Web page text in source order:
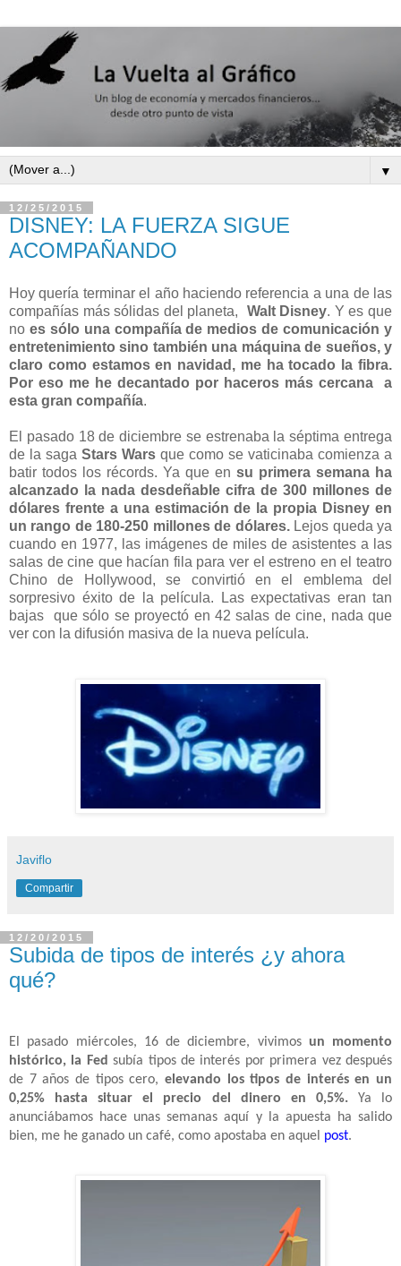
▼
12/25/2015
DISNEY: LA FUERZA SIGUE
ACOMPAÑANDO
Hoy quería terminar el año haciendo referencia a una de las
compañías más sólidas del planeta, Walt Disney. Y es que
no es sólo una compañía de medios de comunicación y
entretenimiento sino también una máquina de sueños, y
claro como estamos en navidad, me ha tocado la fibra.
Por eso me he decantado por haceros más cercana a
esta gran compañía.
El pasado 18 de diciembre se estrenaba la séptima entrega
de la saga Stars Wars que como se vaticinaba comienza a
batir todos los récords. Ya que en su primera semana ha
alcanzado la nada desdeñable cifra de 300 millones de
dólares frente a una estimación de la propia Disney en
un rango de 180-250 millones de dólares.Lejos queda ya
cuando en 1977, las imágenes de miles de asistentes a las
salas de cine que hacían fila para ver el estreno en el teatro
Chino de Hollywood, se convirtió en el emblema del
sorpresivo éxito de la película. Las expectativas eran tan
bajas que sólo se proyectó en 42 salas de cine, nada que
ver con la difusión masiva de la nueva película.
Javiflo
Compartir
12/20/2015
Subida de tipos de interés ¿y ahora
qué?
El pasado miércoles, 16 de diciembre, vivimos un momento
histórico, la Fed subía tipos de interés por primera vez después
de 7 años de tipos cero, elevando los tipos de interés en un
0,25% hasta situar el precio del dinero en 0,5%. Ya lo
anunciábamos hace unas semanas aquí y la apuesta ha salido
bien, me he ganado un café, como apostaba en aquel post.